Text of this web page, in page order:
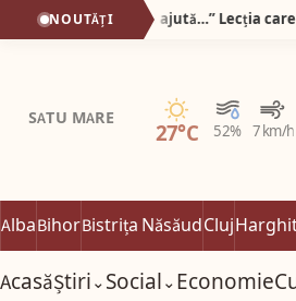
NOUTĂȚI
SATU MARE
27°C 52% 7 km/h
Senin
AlbaBihorBistrița NăsăudCluj
AcasăȘtiri⌄Social⌄Economie